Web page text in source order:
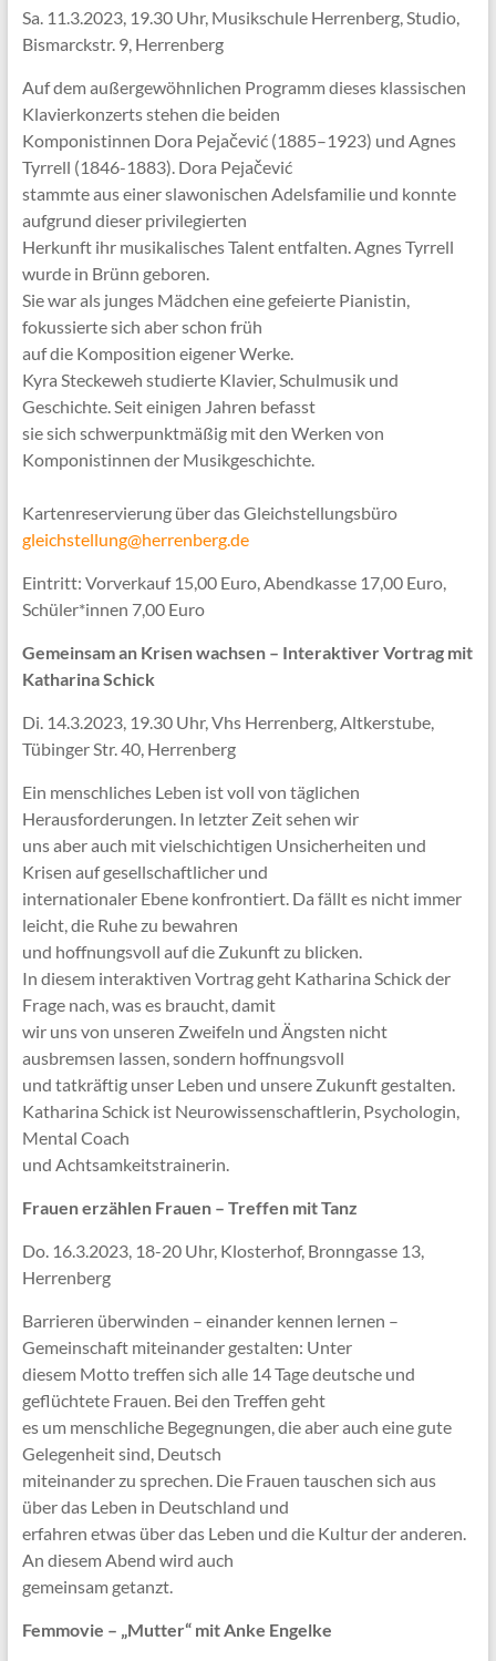
Sa. 11.3.2023, 19.30 Uhr, Musikschule Herrenberg, Studio,
Bismarckstr. 9, Herrenberg
Auf dem außergewöhnlichen Programm dieses klassischen
Klavierkonzerts stehen die beiden
Komponistinnen Dora Pejačević (1885–1923) und Agnes
Tyrrell (1846-1883). Dora Pejačević
stammte aus einer slawonischen Adelsfamilie und konnte
aufgrund dieser privilegierten
Herkunft ihr musikalisches Talent entfalten. Agnes Tyrrell
wurde in Brünn geboren.
Sie war als junges Mädchen eine gefeierte Pianistin,
fokussierte sich aber schon früh
auf die Komposition eigener Werke.
Kyra Steckeweh studierte Klavier, Schulmusik und
Geschichte. Seit einigen Jahren befasst
sie sich schwerpunktmäßig mit den Werken von
Komponistinnen der Musikgeschichte.
Kartenreservierung über das Gleichstellungsbüro
gleichstellung@herrenberg.de
Eintritt: Vorverkauf 15,00 Euro, Abendkasse 17,00 Euro,
Schüler*innen 7,00 Euro
Gemeinsam an Krisen wachsen – Interaktiver Vortrag mit
Katharina Schick
Di. 14.3.2023, 19.30 Uhr, Vhs Herrenberg, Altkerstube,
Tübinger Str. 40, Herrenberg
Ein menschliches Leben ist voll von täglichen
Herausforderungen. In letzter Zeit sehen wir
uns aber auch mit vielschichtigen Unsicherheiten und
Krisen auf gesellschaftlicher und
internationaler Ebene konfrontiert. Da fällt es nicht immer
leicht, die Ruhe zu bewahren
und hoffnungsvoll auf die Zukunft zu blicken.
In diesem interaktiven Vortrag geht Katharina Schick der
Frage nach, was es braucht, damit
wir uns von unseren Zweifeln und Ängsten nicht
ausbremsen lassen, sondern hoffnungsvoll
und tatkräftig unser Leben und unsere Zukunft gestalten.
Katharina Schick ist Neurowissenschaftlerin, Psychologin,
Mental Coach
und Achtsamkeitstrainerin.
Frauen erzählen Frauen – Treffen mit Tanz
Do. 16.3.2023, 18-20 Uhr, Klosterhof, Bronngasse 13,
Herrenberg
Barrieren überwinden – einander kennen lernen –
Gemeinschaft miteinander gestalten: Unter
diesem Motto treffen sich alle 14 Tage deutsche und
geflüchtete Frauen. Bei den Treffen geht
es um menschliche Begegnungen, die aber auch eine gute
Gelegenheit sind, Deutsch
miteinander zu sprechen. Die Frauen tauschen sich aus
über das Leben in Deutschland und
erfahren etwas über das Leben und die Kultur der anderen.
An diesem Abend wird auch
gemeinsam getanzt.
Femmovie – „Mutter“ mit Anke Engelke